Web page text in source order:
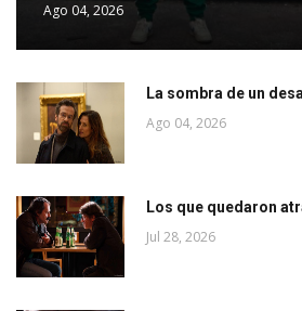
Ago 04, 2026
La sombra de un
Ago 04, 2026
Los que quedaron
Jul 28, 2026